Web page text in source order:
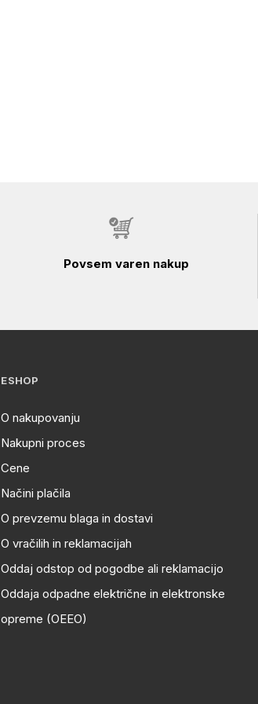
Povsem varen nakup
ESHOP
O nakupovanju
Nakupni proces
Cene
Načini plačila
O prevzemu blaga in dostavi
O vračilih in reklamacijah
Oddaj odstop od pogodbe ali reklamacijo
Oddaja odpadne električne in elektronske
opreme (OEEO)